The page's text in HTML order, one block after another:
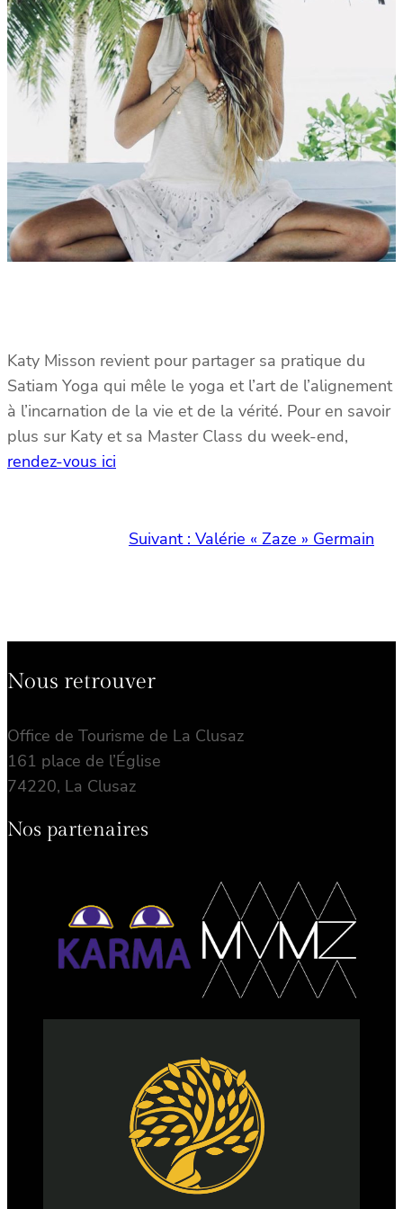
Katy Misson revient pour partager sa pratique du
Satiam Yoga qui mêle le yoga et l’art de l’alignement
à l’incarnation de la vie et de la vérité. Pour en savoir
plus sur Katy et sa Master Class du week-end,
rendez-vous ici
Suivant : Valérie « Zaze » Germain
Nous retrouver
Office de Tourisme de La Clusaz
161 place de l’Église
74220, La Clusaz
Nos partenaires